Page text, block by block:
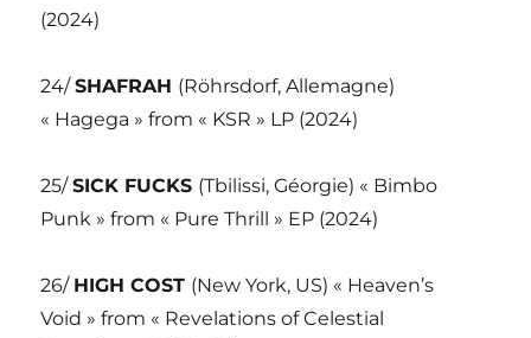
(2024)
24/SHAFRAH (Röhrsdorf, Allemagne)
« Hagega » from « KSR » LP (2024)
25/SICK FUCKS (Tbilissi, Géorgie) « Bimbo
Punk » from « Pure Thrill » EP (2024)
26/ HIGH COST (New York, US) « Heaven’s
Void » from « Revelations of Celestial